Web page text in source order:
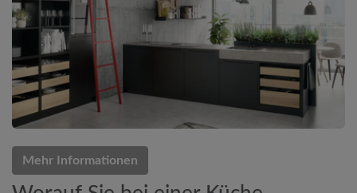
Mehr Informationen